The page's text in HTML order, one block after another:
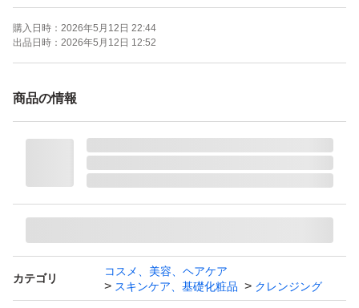
購入日時： 2026年5月12日 22:44
出品日時： 2026年5月12日 12:52
商品の情報
カテゴリ
コスメ、美容、ヘアケア
スキンケア、基礎化粧品
クレンジング